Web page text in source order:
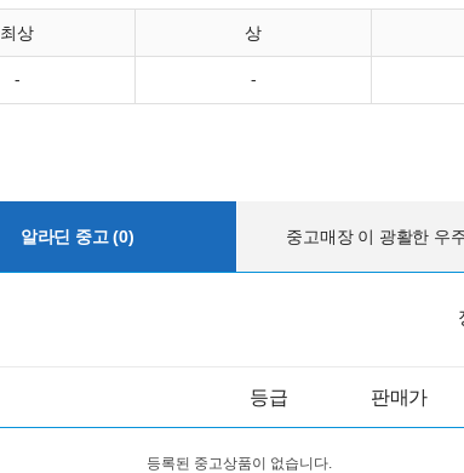
최상 상
- -
알라딘 중고 (0) 중고매장 이 광활한 우
등급 판매가
등록된 중고상품이 없습니다.